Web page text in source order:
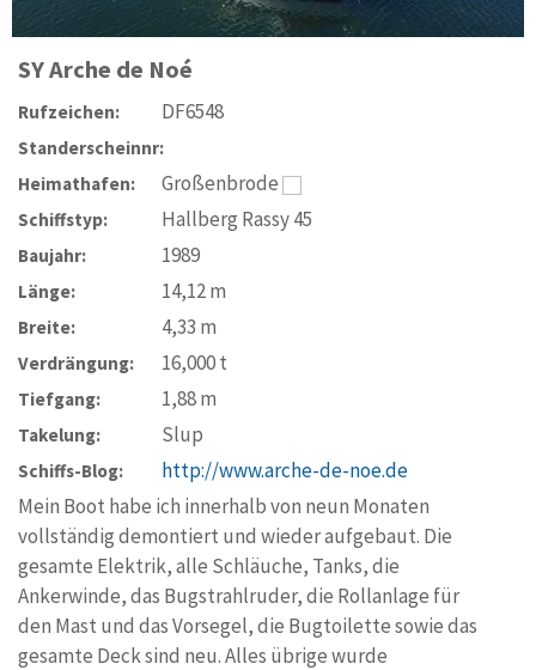
SYArche de Noé
Rufzeichen: DF6548
Standerscheinnr:
Heimathafen:
Großenbrode
Schiffstyp: Hallberg Rassy 45
Baujahr: 1989
Länge: 14,12m
Breite: 4,33 m
Verdrängung: 16,000t
Tiefgang: 1,88m
Takelung: Slup
Schiffs-Blog:
http://www.arche-de-noe.de
Mein Boot habe ich innerhalb von neun Monaten
vollständig demontiert und wieder aufgebaut. Die
gesamte Elektrik, alle Schläuche, Tanks, die
Ankerwinde, das Bugstrahlruder, die Rollanlage für
den Mast und das Vorsegel, die Bugtoilette sowie das
gesamte Deck sind neu. Alles übrige wurde